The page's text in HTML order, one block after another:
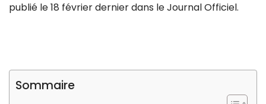
publié le 18 février dernier dans le Journal Officiel.
Sommaire